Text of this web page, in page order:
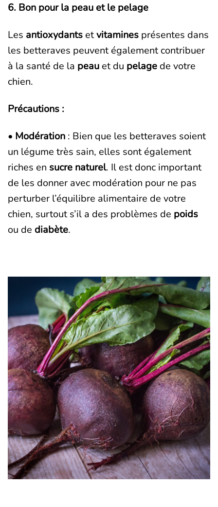
6. Bon pour la peau et le pelage
Les antioxydants etvitamines présentes dans
les betteraves peuvent également contribuer
à la santé de la peau et du pelage de votre
chien.
Précautions :
• Modération : Bien que les betteraves soient
un légume très sain, elles sont également
riches en sucre naturel. Il est donc important
de les donner avec modération pour ne pas
perturber l’équilibre alimentaire de votre
chien, surtout s’il a des problèmes de poids
ou de diabète.